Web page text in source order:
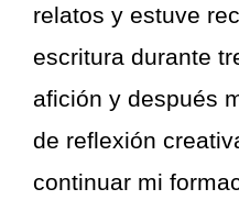
relatos y estuve
escritura durante
afición y después
de reflexión
continuar mi